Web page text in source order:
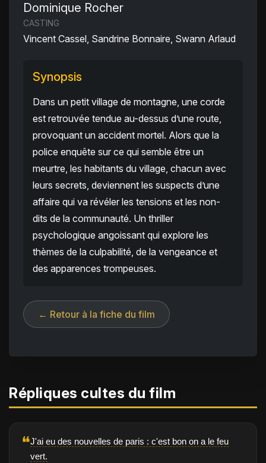
Dominique Rocher
CASTING
Vincent Cassel, Sandrine Bonnaire, Swann Arlaud
Synopsis
Dans un petit village de montagne, une corde
est retrouvée tendue au-dessus d’une route,
provoquant un accident mortel. Alors que la
police enquête sur ce qui semble être un
meurtre, les habitants du village, chacun avec
leurs secrets, deviennent les suspects d’une
affaire qui va révéler les tensions et les non-
dits de la communauté. Un thriller
psychologique angoissant qui explore les
thèmes de la culpabilité, de la vengeance et
des apparences trompeuses.
← Retour à la fiche du film
Répliques cultes du film
❝J'ai eu des nouvelles de paris : c'est bon on a le feu
vert.